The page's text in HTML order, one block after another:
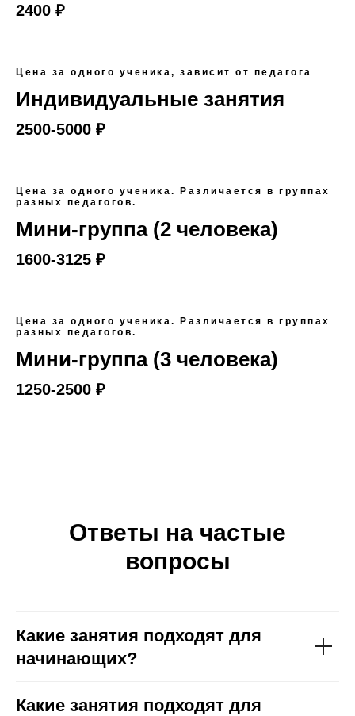
2400 ₽
Цена за одного ученика, зависит от педагога
Индивидуальные занятия
2500-5000 ₽
Цена за одного ученика. Различается в группах
разных педагогов.
Мини-группа (2 человека)
1600-3125 ₽
Цена за одного ученика. Различается в группах
разных педагогов.
Мини-группа (3 человека)
1250-2500 ₽
Ответы на частые
вопросы
Какие занятия подходят для
начинающих?
Какие занятия подходят для